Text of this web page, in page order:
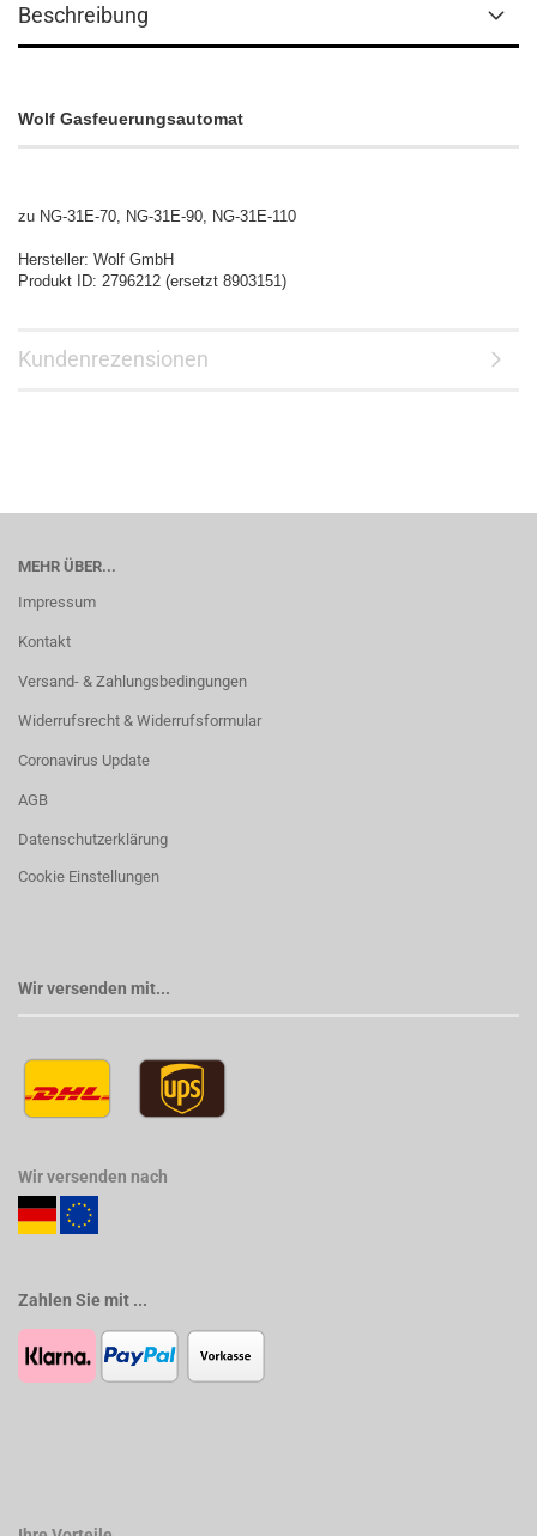
Beschreibung
Wolf Gasfeuerungsautomat
zu NG-31E-70, NG-31E-90, NG-31E-110
Hersteller: Wolf GmbH
Produkt ID: 2796212 (ersetzt 8903151)
Kundenrezensionen
MEHR ÜBER...
Impressum
Kontakt
Versand- & Zahlungsbedingungen
Widerrufsrecht & Widerrufsformular
Coronavirus Update
AGB
Datenschutzerklärung
Cookie Einstellungen
Wir versenden mit...
Wir versenden nach
Zahlen Sie mit ...